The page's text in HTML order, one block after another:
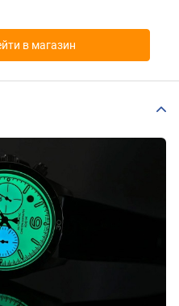
в магазин